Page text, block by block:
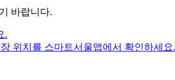
바랍니다.